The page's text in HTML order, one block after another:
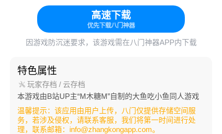
高速下载
优先下载八门神器
因游戏防沉迷要求，该游戏需在八门神器APP内下载
特色属性
玩家存档 / 云存档
本游戏由B站UP主“M木糖M”自制的大鱼吃小鱼同人游戏
温馨提示：该应用由用户上传，八门仅提供存储空间服
务，若涉及侵权，请联系客服，我们将第一时间进行处
理，联系邮箱：info@zhangkongapp.com。